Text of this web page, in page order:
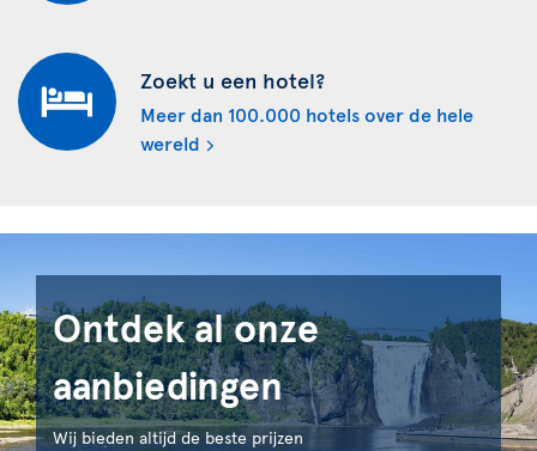
Zoekt u een hotel?
Meer dan 100.000 hotels over de hele
wereld
Ontdek al onze
aanbiedingen
Wij bieden altijd de beste prijzen